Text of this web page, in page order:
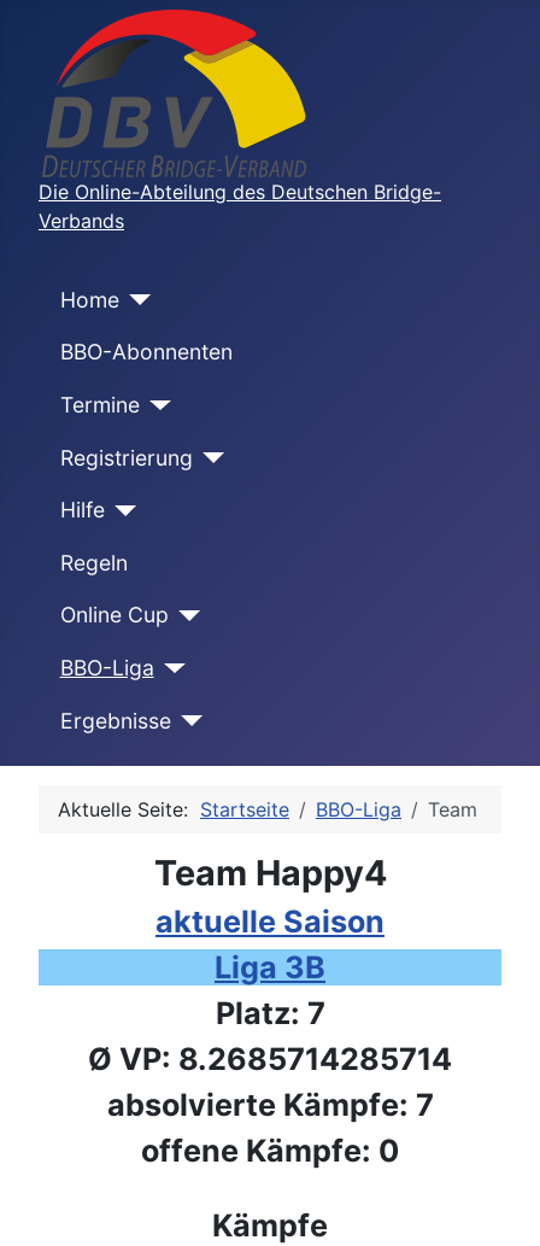
Die Online-Abteilung des Deutschen Bridge-
Verbands
Home
BBO-Abonnenten
Termine
Registrierung
Hilfe
Regeln
Online Cup
BBO-Liga
Ergebnisse
Aktuelle Seite: Startseite BBO-Liga Team
Team Happy4
aktuelle Saison
Liga 3B
Platz: 7
Ø VP: 8.2685714285714
absolvierte Kämpfe: 7
offene Kämpfe: 0
Kämpfe